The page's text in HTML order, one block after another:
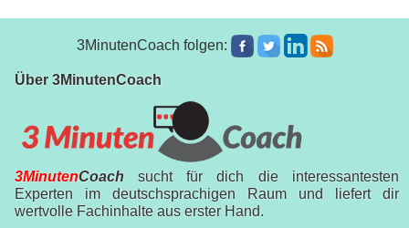
3MinutenCoach folgen:
Über 3MinutenCoach
3MinutenCoach sucht für dich die interessantesten
Experten im deutschsprachigen Raum und liefert dir
wertvolle Fachinhalte aus erster Hand.